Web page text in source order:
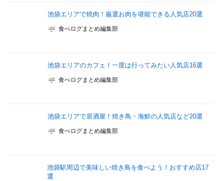
池袋エリアで焼肉！厳選お肉を堪能できる人気店20選
食べログまとめ編集部
池袋エリアのカフェ！一度は行ってみたい人気店16選
食べログまとめ編集部
池袋エリアで居酒屋！焼き鳥・海鮮の人気店など20選
食べログまとめ編集部
池袋駅周辺で美味しい焼き鳥を食べよう！おすすめ店17
選